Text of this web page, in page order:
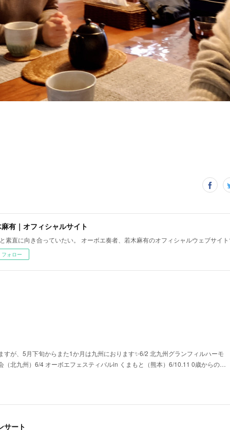
有｜オフィシャルサイト
素直に向き合っていたい。 オーボエ奏者、若木麻有のオフィシャルウェブサイ
フォロー
すが、5月下旬からまた1か月は九州におります✨6/2 北九州グランフィルハーモ
北九州）6/4 オーボエフェスティバルin くまもと（熊本）6/10.11 0歳からの…
ート